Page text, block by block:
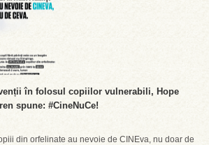
în folosul copiilor vulnerabili, Hope
spune: #CineNuCe!
din orfelinate au nevoie de CINEva, nu doar de